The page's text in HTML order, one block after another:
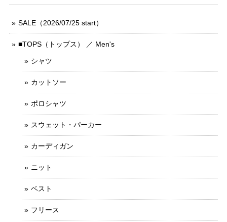
SALE（2026/07/25 start）
■TOPS（トップス） ／ Men's
シャツ
カットソー
ポロシャツ
スウェット・パーカー
カーディガン
ニット
ベスト
フリース